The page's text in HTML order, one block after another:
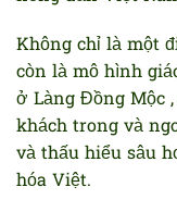
Không chỉ là một
còn là mô hình
ở Làng Đồng Mộc
khách trong và
và thấu hiểu sâu
hóa Việt.